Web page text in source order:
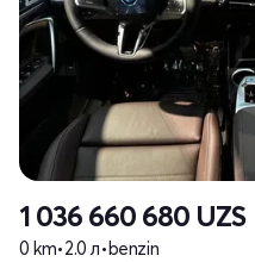
1 036 660 680 UZS
0 km•2.0 л•benzin